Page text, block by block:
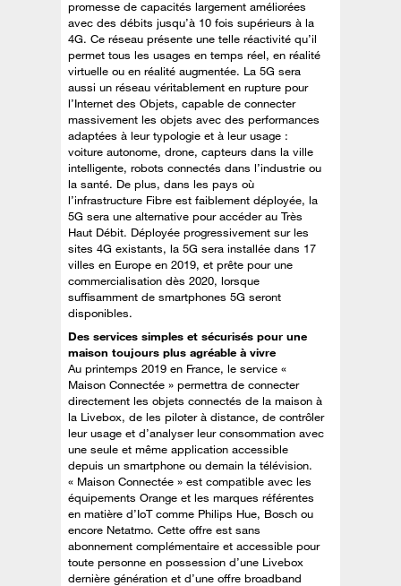
promesse de capacités largement améliorées
avec des débits jusqu’à 10 fois supérieurs à la
4G. Ce réseau présente une telle réactivité qu’il
permet tous les usages en temps réel, en réalité
virtuelle ou en réalité augmentée. La 5G sera
aussi un réseau véritablement en rupture pour
l’Internet des Objets, capable de connecter
massivement les objets avec des performances
adaptées à leur typologie et à leur usage :
voiture autonome, drone, capteurs dans la ville
intelligente, robots connectés dans l’industrie ou
la santé. De plus, dans les pays où
l’infrastructure Fibre est faiblement déployée, la
5G sera une alternative pour accéder au Très
Haut Débit. Déployée progressivement sur les
sites 4G existants, la 5G sera installée dans 17
villes en Europe en 2019, et prête pour une
commercialisation dès 2020, lorsque
suffisamment de smartphones 5G seront
disponibles.
Des services simples et sécurisés pour une
maison toujours plus agréable à vivre
Au printemps 2019 en France, le service «
Maison Connectée » permettra de connecter
directement les objets connectés de la maison à
la Livebox, de les piloter à distance, de contrôler
leur usage et d’analyser leur consommation avec
une seule et même application accessible
depuis un smartphone ou demain la télévision.
« Maison Connectée » est compatible avec les
équipements Orange et les marques référentes
en matière d’IoT comme Philips Hue, Bosch ou
encore Netatmo. Cette offre est sans
abonnement complémentaire et accessible pour
toute personne en possession d’une Livebox
dernière génération et d’une offre broadband